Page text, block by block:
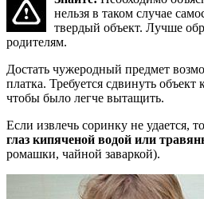
нельзя в таком случае
твердый объект. Лучше
родителям.
Достать чужеродный предмет
платка. Требуется сдвинуть объект
чтобы было легче вытащить.
Если извлечь соринку не удается, то
глаз кипяченой водой или
ромашки, чайной заваркой).